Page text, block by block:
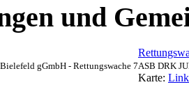
und
gGmbH - Rettungswache 7ASB DRK
Karte: Link